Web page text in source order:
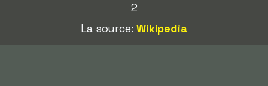
2
La source: Wikipedia